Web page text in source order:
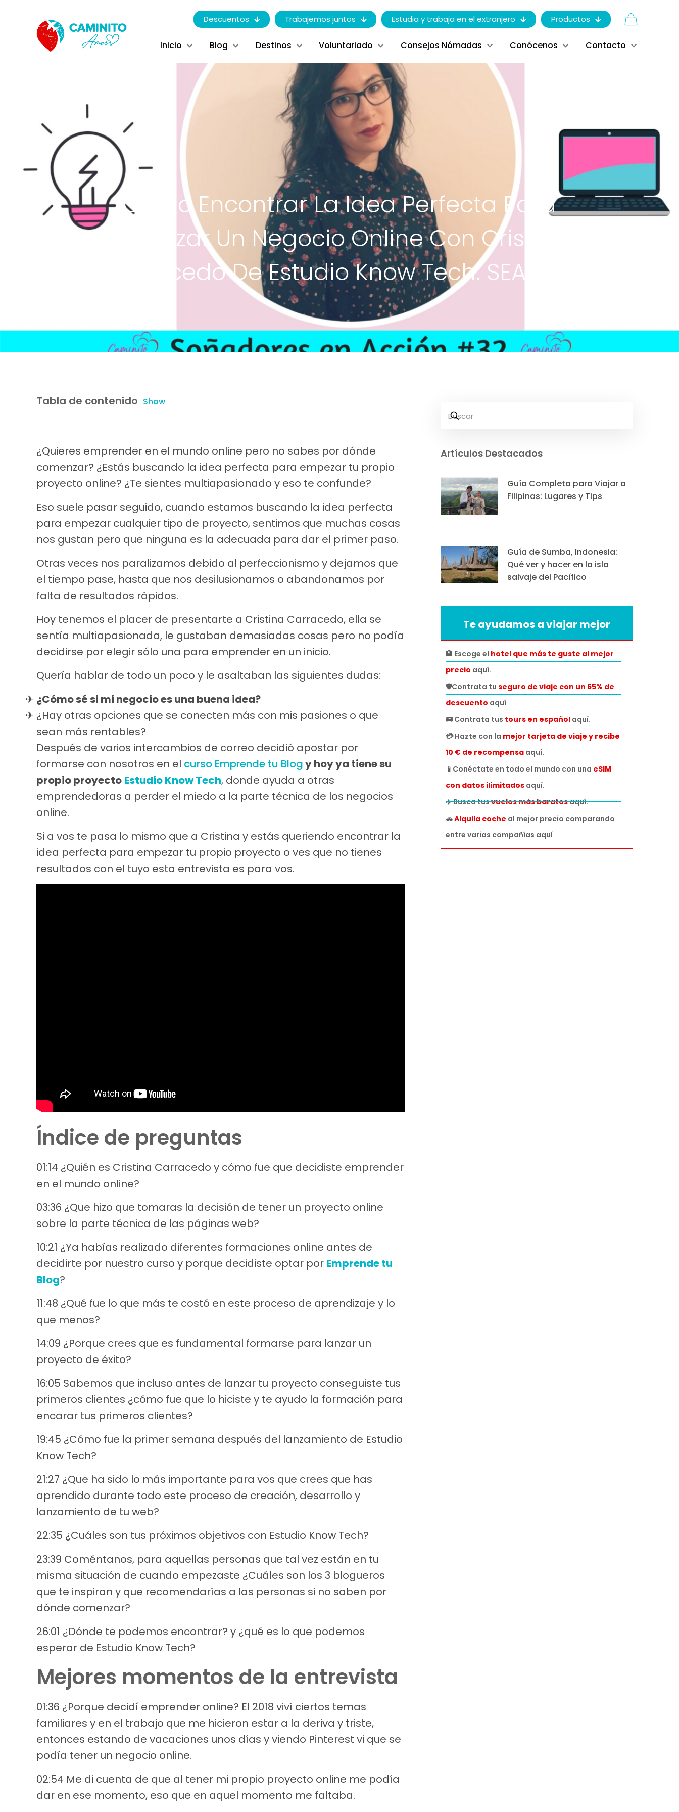
Descuentos Trabajemos juntos Estudia y trabaja en el extranjero Productos
Inicio Blog Destinos Voluntariado Consejos Nómadas Conócenos Contacto
Cómo Encontrar La Idea Perfecta Para
Empezar Un Negocio Online Con Cristina
Carracedo De Estudio Know Tech. SEA #32
Tabla de contenido Show
¿Quieres emprender en el mundo online pero no sabes por dónde
comenzar? ¿Estás buscando la idea perfecta para empezar tu propio
proyecto online? ¿Te sientes multiapasionado y eso te confunde?
Eso suele pasar seguido, cuando estamos buscando la idea perfecta
para empezar cualquier tipo de proyecto, sentimos que muchas cosas
nos gustan pero que ninguna es la adecuada para dar el primer paso.
Otras veces nos paralizamos debido al perfeccionismo y dejamos que
el tiempo pase, hasta que nos desilusionamos o abandonamos por
falta de resultados rápidos.
Hoy tenemos el placer de presentarte a Cristina Carracedo, ella se
sentía multiapasionada, le gustaban demasiadas cosas pero no podía
decidirse por elegir sólo una para emprender en un inicio.
Quería hablar de todo un poco y le asaltaban las siguientes dudas:
¿Cómo sé si mi negocio es una buena idea?
¿Hay otras opciones que se conecten más con mis pasiones o que
sean más rentables?
Después de varios intercambios de correo decidió apostar por
formarse con nosotros en el curso Emprende tu Blogy hoy ya tiene su
propio proyecto Estudio Know Tech, donde ayuda a otras
emprendedoras a perder el miedo a la parte técnica de los negocios
online.
Si a vos te pasa lo mismo que a Cristina y estás queriendo encontrar la
idea perfecta para empezar tu propio proyecto o ves que no tienes
resultados con el tuyo esta entrevista es para vos.
Índice de preguntas
01:14 ¿Quién es Cristina Carracedo y cómo fue que decidiste emprender
en el mundo online?
03:36 ¿Que hizo que tomaras la decisión de tener un proyecto online
sobre la parte técnica de las páginas web?
10:21 ¿Ya habías realizado diferentes formaciones online antes de
decidirte por nuestro curso y porque decidiste optar por Emprende tu
Blog?
11:48 ¿Qué fue lo que más te costó en este proceso de aprendizaje y lo
que menos?
14:09 ¿Porque crees que es fundamental formarse para lanzar un
proyecto de éxito?
16:05 Sabemos que incluso antes de lanzar tu proyecto conseguiste tus
primeros clientes ¿cómo fue que lo hiciste y te ayudo la formación para
encarar tus primeros clientes?
19:45 ¿Cómo fue la primer semana después del lanzamiento de Estudio
Know Tech?
21:27 ¿Que ha sido lo más importante para vos que crees que has
aprendido durante todo este proceso de creación, desarrollo y
lanzamiento de tu web?
22:35 ¿Cuáles son tus próximos objetivos con Estudio Know Tech?
23:39 Coméntanos, para aquellas personas que tal vez están en tu
misma situación de cuando empezaste ¿Cuáles son los 3 blogueros
que te inspiran y que recomendarías a las personas si no saben por
dónde comenzar?
26:01 ¿Dónde te podemos encontrar? y ¿qué es lo que podemos
esperar de Estudio Know Tech?
Mejores momentos de la entrevista
01:36 ¿Porque decidí emprender online? El 2018 viví ciertos temas
familiares y en el trabajo que me hicieron estar a la deriva y triste,
entonces estando de vacaciones unos días y viendo Pinterest vi que se
podía tener un negocio online.
02:54 Me di cuenta de que al tener mi propio proyecto online me podía
dar en ese momento, eso que en aquel momento me faltaba.
Artículos Destacados
Guía Completa para Viajar a
Filipinas: Lugares y Tips
Guía de Sumba, Indonesia:
Qué ver y hacer en la isla
salvaje del Pacífico
Te ayudamos a viajar mejor
🏨 Escoge el hotel que más te guste al mejor
precio aquí.
🛡️Contrata tu seguro de viaje con un 65% de
descuento aquí
🚌 Contrata tustours en españolaquí.
💳 Hazte con la mejor tarjeta de viaje y recibe
10 € de recompensa aquí.
📱Conéctate en todo el mundo con una eSIM
con datos ilimitados aquí.
✈️ Busca tusvuelos más baratosaquí.
🚗Alquila coche al mejor precio comparando
entre varias compañías aquí